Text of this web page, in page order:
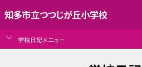
知多市立つつじが丘小学校
学校日記メニュー